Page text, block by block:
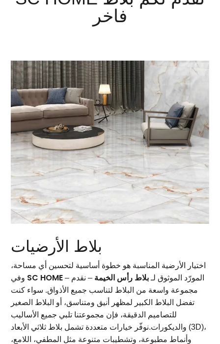
فاخر
بلاط الأرضيات
اختيار الأرضية المناسبة هو خطوة أساسية لتحسين أي مساحة،
SC HOME – المورّد الموثوق لـ بلاط رأس الخيمة – نقدم
مجموعة واسعة من البلاط لتناسب جميع الأذواق. سواء كنت
تفضل البلاط الكبير لمظهر أنيق ومتناسق، أو البلاط الصغير
للتصاميم الدقيقة، فإن مجموعتنا تلبي جميع الأساليب
والديكورات.نوفّر خيارات متعددة تشمل بلاط ثلاثي الأبعاد (3D)،
وأنماط مطبوعة، وتشطيبات متنوعة مثل المطفي، اللامع،